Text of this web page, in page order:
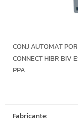
CONJ AUTOMAT
CONNECT HIBR BIV
PPA
Fabricante: